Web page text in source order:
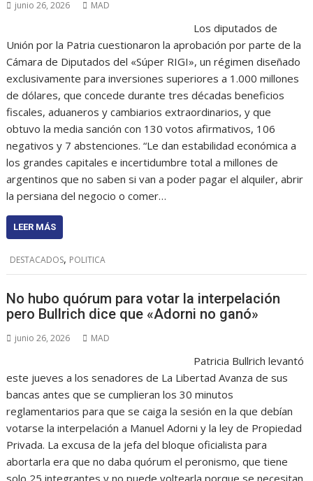
junio 26, 2026 MAD
Los diputados de
Unión por la Patria cuestionaron la aprobación por parte de la
Cámara de Diputados del «Súper RIGI», un régimen diseñado
exclusivamente para inversiones superiores a 1.000 millones
de dólares, que concede durante tres décadas beneficios
fiscales, aduaneros y cambiarios extraordinarios, y que
obtuvo la media sanción con 130 votos afirmativos, 106
negativos y 7 abstenciones. “Le dan estabilidad económica a
los grandes capitales e incertidumbre total a millones de
argentinos que no saben si van a poder pagar el alquiler, abrir
la persiana del negocio o comer…
LEER MÁS
DESTACADOS, POLITICA
No hubo quórum para votar la interpelación
pero Bullrich dice que «Adorni no ganó»
junio 26, 2026 MAD
Patricia Bullrich levantó
este jueves a los senadores de La Libertad Avanza de sus
bancas antes que se cumplieran los 30 minutos
reglamentarios para que se caiga la sesión en la que debían
votarse la interpelación a Manuel Adorni y la ley de Propiedad
Privada. La excusa de la jefa del bloque oficialista para
abortarla era que no daba quórum el peronismo, que tiene
solo 25 integrantes y no puede voltearla porque se necesitan